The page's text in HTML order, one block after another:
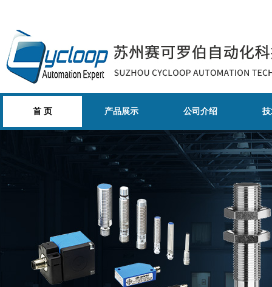
首 页 产品展示 公司介绍